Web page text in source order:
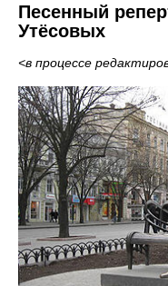
Песенный
Утёсовых
<в процессе